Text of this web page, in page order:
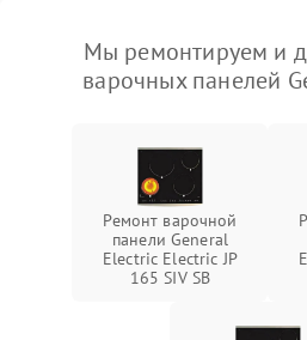
Мы ремонтируем и
варочных панелей
Ремонт варочной
панели General
Electric Electric JP
165 SIV SB